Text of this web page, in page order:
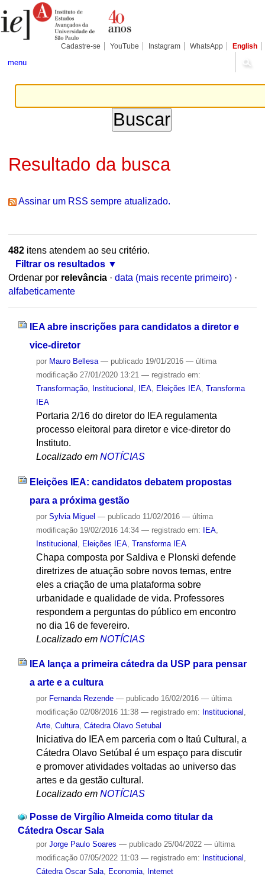
para
conteúdo.
Pessoais
Cadastre-se YouTube Instagram WhatsApp English
menu
Resultado da busca
Assinar um RSS sempre atualizado.
482itens atendem ao seu critério.
Filtrar os resultados
Ordenar por relevância · data (mais recente primeiro) ·
alfabeticamente
IEA abre inscrições para candidatos a diretor e
vice-diretor
por Mauro Bellesa — publicado19/01/2016 — última
modificação27/01/2020 13:21 — registrado em:
Transformação, Institucional IEA, Eleições IEA, Transforma
IEA
Portaria 2/16 do diretor do IEA regulamenta
processo eleitoral para diretor e vice-diretor do
Instituto.
Localizado em NOTÍCIAS
Eleições IEA: candidatos debatem propostas
para a próxima gestão
por Sylvia Miguel — publicado11/02/2016 — última
modificação19/02/2016 14:34 — registrado em: IEA,
Institucional
Eleições IEA, Transforma IEA
Chapa composta por Saldiva e Plonski defende
diretrizes de atuação sobre novos temas, entre
eles a criação de uma plataforma sobre
urbanidade e qualidade de vida. Professores
respondem a perguntas do público em encontro
no dia 16 de fevereiro.
Localizado em NOTÍCIAS
IEA lança a primeira cátedra da USP para pensar
a arte e a cultura
por Fernanda Rezende — publicado16/02/2016 — última
modificação02/08/2016 11:38 — registrado em: Institucional ,
Arte, Cultura, Cátedra Olavo Setubal
Iniciativa do IEA em parceria com o Itaú Cultural, a
Cátedra Olavo Setúbal é um espaço para discutir
e promover atividades voltadas ao universo das
artes e da gestão cultural.
Localizado em NOTÍCIAS
Posse de Virgílio Almeida como titular da
Cátedra Oscar Sala
por Jorge Paulo Soares — publicado25/04/2022 — última
modificação07/05/2022 11:03 — registrado em: Institucional ,
Cátedra Oscar Sala, Economia, Internet